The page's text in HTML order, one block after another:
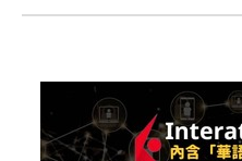
期更新 W-8BE